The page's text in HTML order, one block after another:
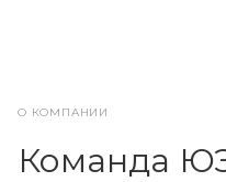
О КОМПАНИИ
Команда